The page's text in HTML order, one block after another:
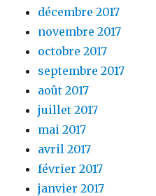
décembre 2017
novembre 2017
octobre 2017
septembre 2017
août 2017
juillet 2017
mai 2017
avril 2017
février 2017
janvier 2017